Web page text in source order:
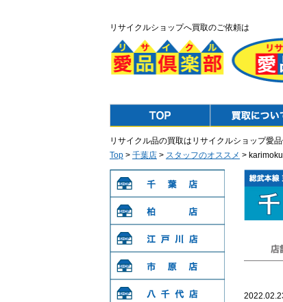
リサイクルショップへ買取のご依頼は
リサイクル品の買取はリサイクルショップ愛
Top > 千葉店 > スタッフのオススメ >